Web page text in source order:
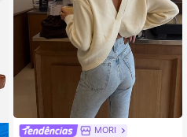
MORI